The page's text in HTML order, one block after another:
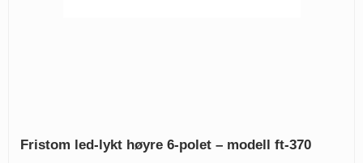
Fristom led-lykt høyre 6-polet – modell ft-370